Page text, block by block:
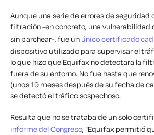
Aunque una serie de errores de seguridad
filtración -en concreto, una vulnerabilidad
sin parchear-, fue un único certificado
dispositivo utilizado para supervisar el
lo que hizo que Equifax no detectara la
fuera de su entorno. No fue hasta que
(unos 19 meses después de su fecha de
se detectó el tráfico sospechoso.
Resulta que no se trataba de un solo
informe del Congreso, "Equifax permitió